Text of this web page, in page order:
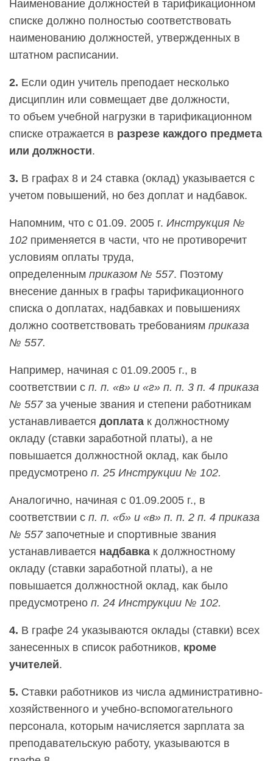
Наименование должностей в тарификационном
списке должно полностью соответствовать
наименованию должностей, утвержденных в
штатном расписании.
2. Если один учитель преподает несколько
дисциплин или совмещает две должности,
то объем учебной нагрузки в тарификационном
списке отражается в разрезе каждого предмета
или должности.
3. В графах 8 и 24 ставка (оклад) указывается с
учетом повышений, но без доплат и надбавок.
Напомним, что с 01.09. 2005 г. Инструкция №
102 применяется в части, что не противоречит
условиям оплаты труда,
определенным приказом № 557. Поэтому
внесение данных в графы тарификационного
списка о доплатах, надбавках и повышениях
должно соответствовать требованиям приказа
№ 557.
Например, начиная с 01.09.2005 г., в
соответствии с п. п. «в» и «г» п. п. 3 п. 4 приказа
№ 557за ученые звания и степени работникам
устанавливается доплата к должностному
окладу (ставки заработной платы), а не
повышается должностной оклад, как было
предусмотрено п. 25 Инструкции № 102.
Аналогично, начиная с 01.09.2005 г., в
соответствии с п. п. «б» и «в» п. п. 2 п. 4 приказа
№ 557 започетные и спортивные звания
устанавливается надбавка к должностному
окладу (ставки заработной платы), а не
повышается должностной оклад, как было
предусмотрено п. 24 Инструкции № 102.
4. В графе 24 указываются оклады (ставки) всех
занесенных в список работников, кроме
учителей.
5. Ставки работников из числа административно-
хозяйственного и учебно-вспомогательного
персонала, которым начисляется зарплата за
преподавательскую работу, указываются в